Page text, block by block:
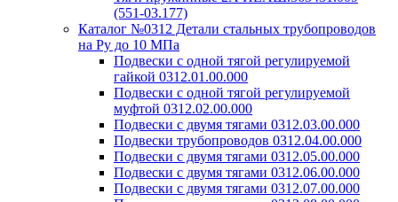
(551-03.177)
Каталог №0312 Детали стальных трубопроводов
на Ру до 10 МПа
Подвески с одной тягой регулируемой
гайкой 0312.01.00.000
Подвески с одной тягой регулируемой
муфтой 0312.02.00.000
Подвески с двумя тягами 0312.03.00.000
Подвески трубопроводов 0312.04.00.000
Подвески с двумя тягами 0312.05.00.000
Подвески с двумя тягами 0312.06.00.000
Подвески с двумя тягами 0312.07.00.000